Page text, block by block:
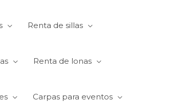
Renta de sillas
Renta de lonas
Carpas para eventos